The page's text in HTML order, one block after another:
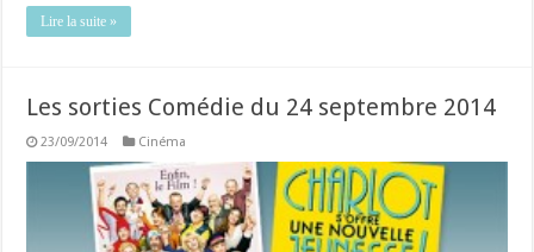
Lire la suite »
Les sorties Comédie du 24 septembre 2014
23/09/2014 Cinéma